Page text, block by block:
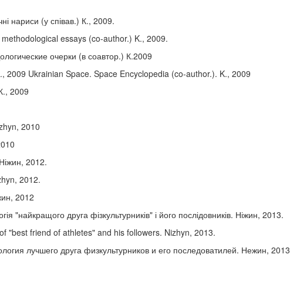
нариси (у співав.) К., 2009.
essays (co-author.) K., 2009.
очерки (в соавтор.) К.2009
2009 Ukrainian Space. Space Encyclopedia (co-author.). K., 2009
2009
2010
2012.
2012.
2012
"найкращого друга фізкультурників" і його послідовників. Ніжин, 2013.
"best friend of athletes" and his followers. Nizhyn, 2013.
лучшего друга физкультурников и его последоватилей. Нежин, 2013